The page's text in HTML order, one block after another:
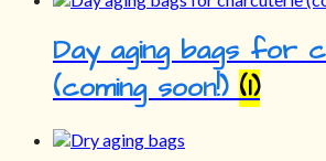
Day aging bags for
(coming soon!) (1)